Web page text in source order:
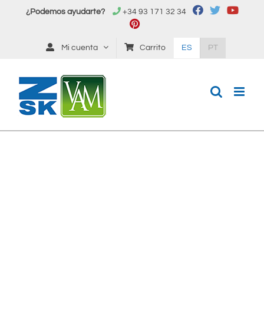
¿Podemos ayudarte? +34 93 171 32 34
Mi cuenta Carrito ES PT